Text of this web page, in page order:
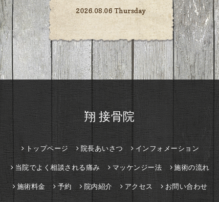
2026.08.06 Thursday
翔 接骨院
トップページ 院長あいさつ インフォメーション
当院でよく相談される痛み マッケンジー法 施術の流れ
施術料金 予約 院内紹介 アクセス お問い合わせ